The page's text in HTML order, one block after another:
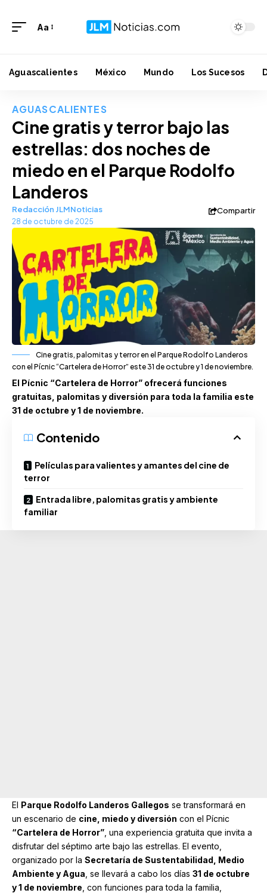
Aa
Aguascalientes México Mundo Los Sucesos
AGUASCALIENTES
Cine gratis y terror bajo las
estrellas: dos noches de
miedo en el Parque Rodolfo
Landeros
Redacción JLMNoticias
28 de octubre de 2025
Compartir
Cine gratis, palomitas y terror en el Parque Rodolfo Landeros
con el Pícnic “Cartelera de Horror” este 31 de octubre y 1 de noviembre.
El Pícnic “Cartelera de Horror” ofrecerá funciones
gratuitas, palomitas y diversión para toda la familia este
31 de octubre y 1 de noviembre.
Contenido
Películas para valientes y amantes del cine de
terror
Entrada libre, palomitas gratis y ambiente
familiar
El Parque Rodolfo Landeros Gallegos se transformará en
un escenario de cine, miedo y diversión con el Pícnic
“Cartelera de Horror” , una experiencia gratuita que invita a
disfrutar del séptimo arte bajo las estrellas. El evento,
organizado por la Secretaría de Sustentabilidad, Medio
Ambiente y Agua , se llevará a cabo los días 31 de octubre
y 1 de noviembre , con funciones para toda la familia,